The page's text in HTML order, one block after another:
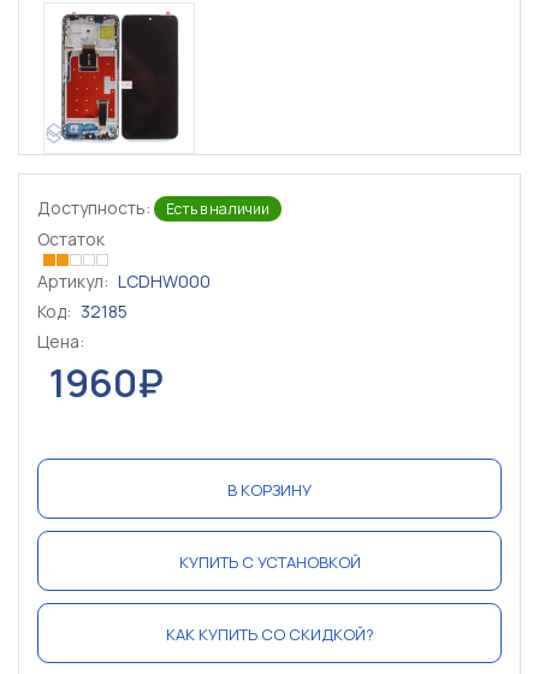
Доступность: Есть в наличии
Остаток
Артикул: LCDHW000
Код: 32185
Цена:
1960₽
В КОРЗИНУ
КУПИТЬ С УСТАНОВКОЙ
КАК КУПИТЬ СО СКИДКОЙ?